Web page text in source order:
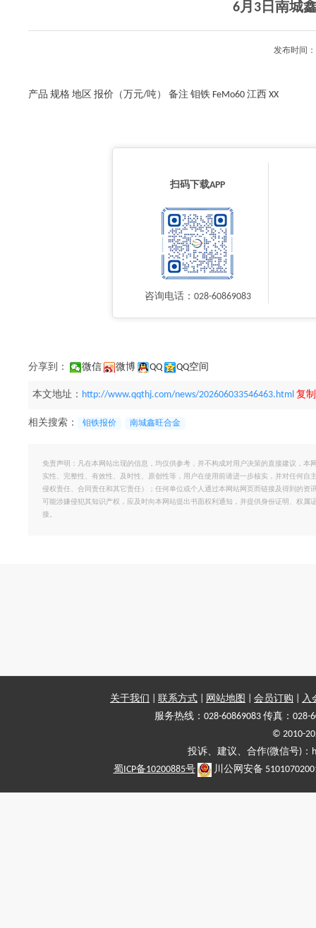
6月3日南城
发布时间
产品 规格 地区 报价（万元/吨） 备注 钼铁 FeMo60 江西 XX
扫码下载APP
咨询电话：028-60869083
分享到： 微信 微博 QQ QQ空间
本文地址： http://www.qqthj.com/news/202606033546463.html 复
相关搜索： 钼铁报价 南城鑫旺合金
免责声明：凡在本网站出现的信息，均仅供参考，并不构成对用户决策的直接建议，
实性、完整性、有效性、及时性、原创性等，用户在使用前请进一步核实，并对任何
侵权责任、合同责任和其它责任）；任何单位或个人通过本网站网页而链接及得到的
可能涉嫌侵犯其知识产权，应及时向本网站提出书面权利通知，并提供身份证明、权
接。
关于我们 联系方式 网站地图 会员订购
入
服务热线：028-60869083 传真：028-
© 2010-
投诉、建议、合作(微信号)
蜀ICP备10200885号
川公网安备